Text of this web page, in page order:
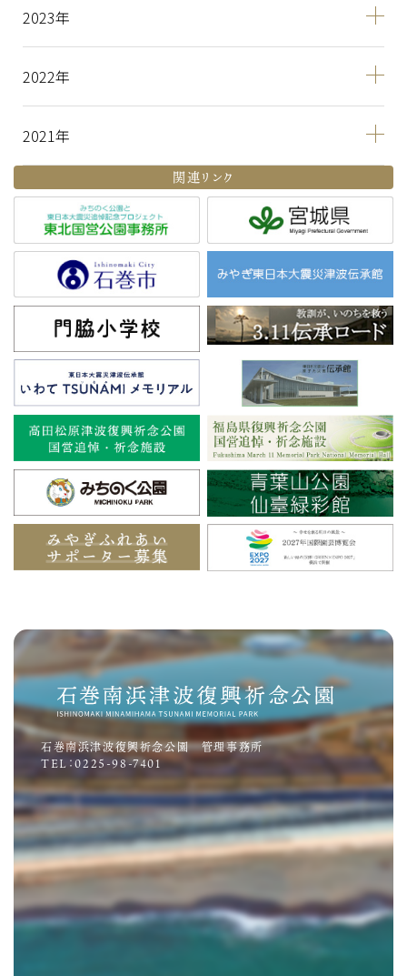
2023
2022
2021
関連リンク
石巻南浜津波復興祈念公園 管理事務所
TEL：0225-98-7401